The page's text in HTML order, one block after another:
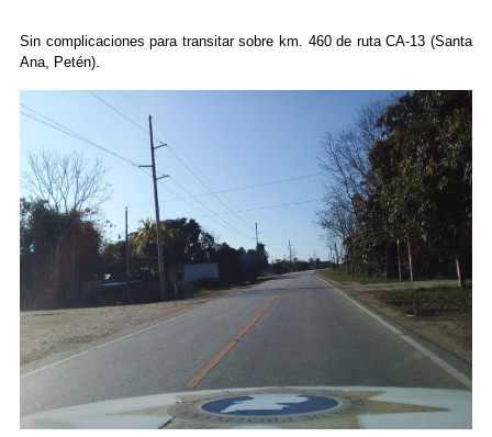
Sin complicaciones para transitar sobre km. 460 de ruta CA-13 (Santa
Ana, Petén).